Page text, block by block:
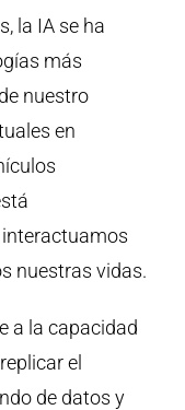
la IA se ha
más
nuestro
en
nuestras vidas.
a la capacidad
el
de datos y